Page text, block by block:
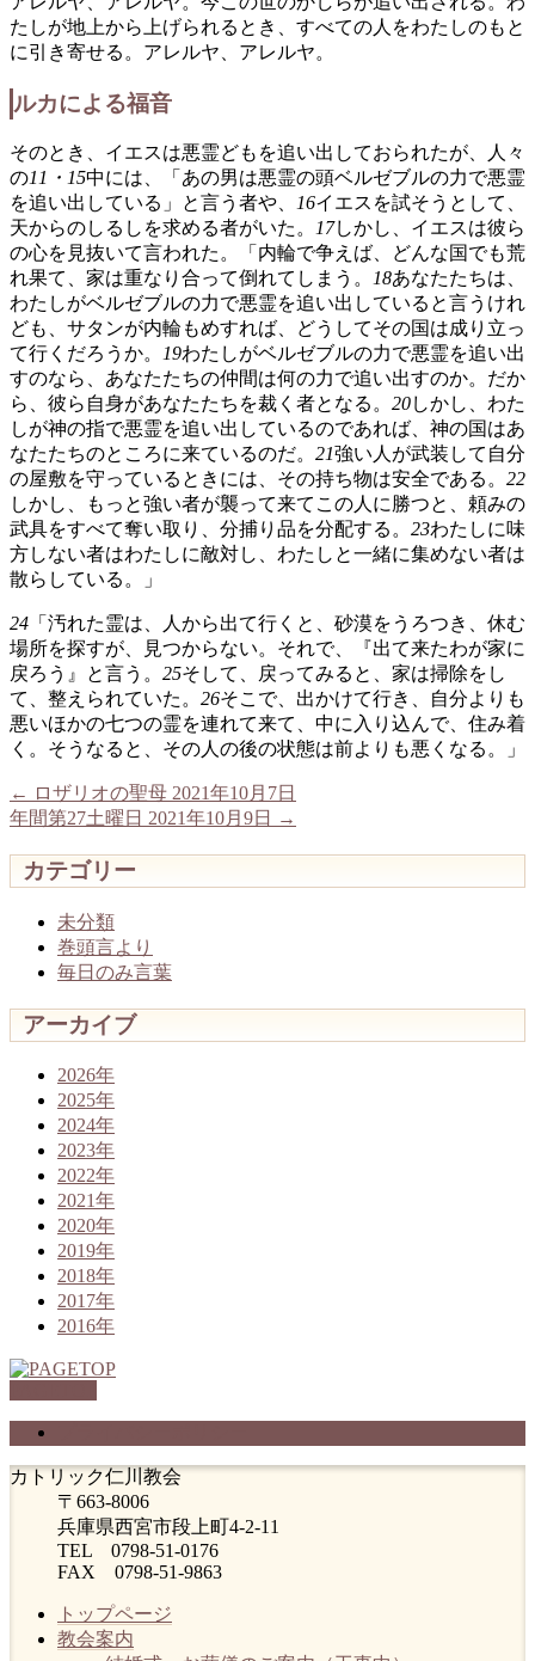
たしが地上から上げられるとき、すべての人をわたしのもと
に引き寄せる。アレルヤ、アレルヤ。
ルカによる福音
そのとき、イエスは悪霊どもを追い出しておられたが、人々
の11・15中には、「あの男は悪霊の頭ベルゼブルの力で悪霊
を追い出している」と言う者や、 16イエスを試そうとして、
天からのしるしを求める者がいた。 17しかし、イエスは彼ら
の心を見抜いて言われた。「内輪で争えば、どんな国でも荒
れ果て、家は重なり合って倒れてしまう。 18あなたたちは、
わたしがベルゼブルの力で悪霊を追い出していると言うけれ
ども、サタンが内輪もめすれば、どうしてその国は成り立っ
て行くだろうか。 19わたしがベルゼブルの力で悪霊を追い出
すのなら、あなたたちの仲間は何の力で追い出すのか。だか
ら、彼ら自身があなたたちを裁く者となる。 20しかし、わた
しが神の指で悪霊を追い出しているのであれば、神の国はあ
なたたちのところに来ているのだ。 21強い人が武装して自分
の屋敷を守っているときには、その持ち物は安全である。 22
しかし、もっと強い者が襲って来てこの人に勝つと、頼みの
武具をすべて奪い取り、分捕り品を分配する。 23わたしに味
方しない者はわたしに敵対し、わたしと一緒に集めない者は
散らしている。」
24 「汚れた霊は、人から出て行くと、砂漠をうろつき、休む
場所を探すが、見つからない。それで、『出て来たわが家に
戻ろう』と言う。 25そして、戻ってみると、家は掃除をし
て、整えられていた。 26そこで、出かけて行き、自分よりも
悪いほかの七つの霊を連れて来て、中に入り込んで、住み着
く。そうなると、その人の後の状態は前よりも悪くなる。」
← ロザリオの聖母 2021年10月7日
年間第27土曜日 2021年10月9日
→
カテゴリー
未分類
巻頭言より
毎日のみ言葉
アーカイブ
2026年
2025年
2024年
2023年
2022年
2021年
2020年
2019年
2018年
2017年
2016年
カトリック仁川教会
〒663-8006
兵庫県西宮市段上町4-2-11
TEL 0798-51-0176
FAX 0798-51-9863
トップページ
教会案内